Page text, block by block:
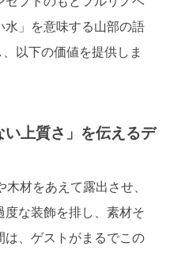
水」を意味する山部の語
以下の価値を提供しま
上質さ」を伝えるデ
材をあえて露出させ、
な装飾を排し、素材そ
は、ゲストがまるでこの